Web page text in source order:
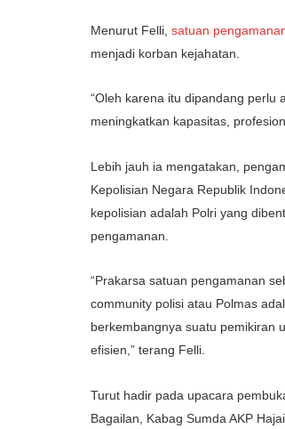
Menurut Felli, satuan
menjadi korban kejahatan.
“Oleh karena itu dipandang perlu
meningkatkan kapasitas,
Lebih jauh ia mengatakan,
Kepolisian Negara Republik
kepolisian adalah Polri yang
pengamanan.
“Prakarsa satuan pengamanan
community polisi atau Polmas
berkembangnya suatu pemikiran
efisien,” terang Felli.
Turut hadir pada upacara
Bagailan, Kabag Sumda AKP